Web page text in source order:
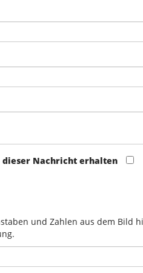
dieser Nachricht erhalten
und Zahlen aus dem Bild